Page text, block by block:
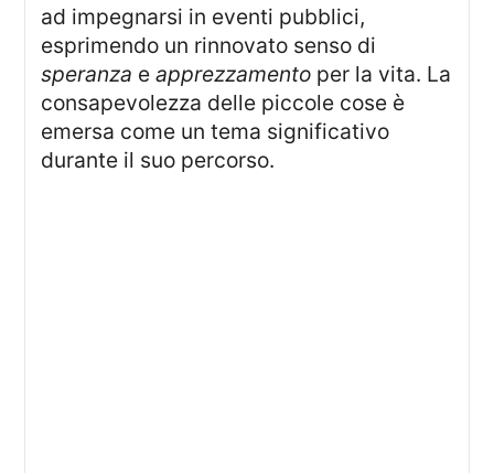
ad impegnarsi in eventi pubblici,
esprimendo un rinnovato senso di
speranza eapprezzamento per la vita. La
consapevolezza delle piccole cose è
emersa come un tema significativo
durante il suo percorso.